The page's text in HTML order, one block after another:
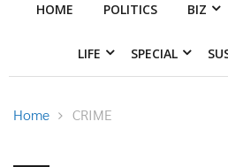
HOME POLITICS BIZ
LIFE SPECIAL
Home CRIME